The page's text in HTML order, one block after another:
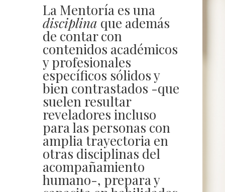
La Mentoría es una
disciplina que además
de contar con
contenidos académicos
y profesionales
específicos sólidos y
bien contrastados -que
suelen resultar
reveladores incluso
para las personas con
amplia trayectoria en
otras disciplinas del
acompañamiento
humano-, prepara y